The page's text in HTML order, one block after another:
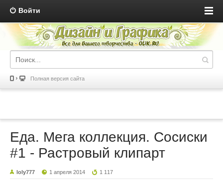
Войти
Полная версия сайта
Еда. Мега коллекция. Сосиски
#1 - Растровый клипарт
loly777 1 апреля 2014 1 117